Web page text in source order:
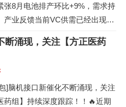
强特征显现，基本面触底，筹码
，行业头部公司估值跌至15倍左
张8月电池排产环比+9%，需求持
产业反馈当前VC供需已经出现缺
近期鑫椤锂电显示VC三方价格从
吨跳涨到20~25万/吨，5月以来V
13.5万/吨持续上扬，6月下旬
加速上行。行业反馈目前VC产能
产。供给释放...
断涌现，关注【方正医药
]脑机接口新催化不断涌现，关注
药组】持续深度跟踪！！🔥近期